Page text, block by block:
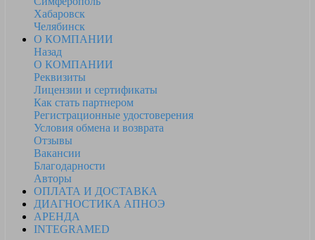
Хабаровск
Челябинск
О КОМПАНИИ
Назад
О КОМПАНИИ
Реквизиты
Лицензии и сертификаты
Как стать партнером
Регистрационные удостоверения
Условия обмена и возврата
Отзывы
Вакансии
Благодарности
Авторы
ОПЛАТА И ДОСТАВКА
ДИАГНОСТИКА АПНОЭ
АРЕНДА
INTEGRAMED